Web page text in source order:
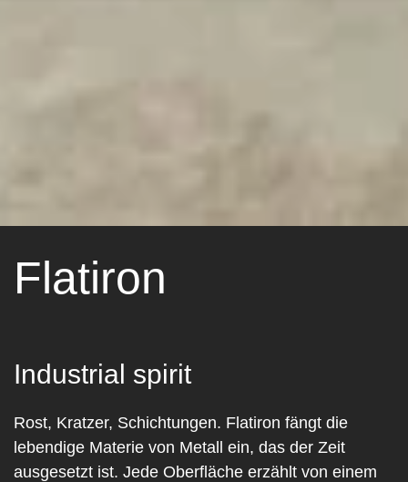
Flatiron
Industrial spirit
Rost, Kratzer, Schichtungen. Flatiron fängt die
lebendige Materie von Metall ein, das der Zeit
ausgesetzt ist. Jede Oberfläche erzählt von einem